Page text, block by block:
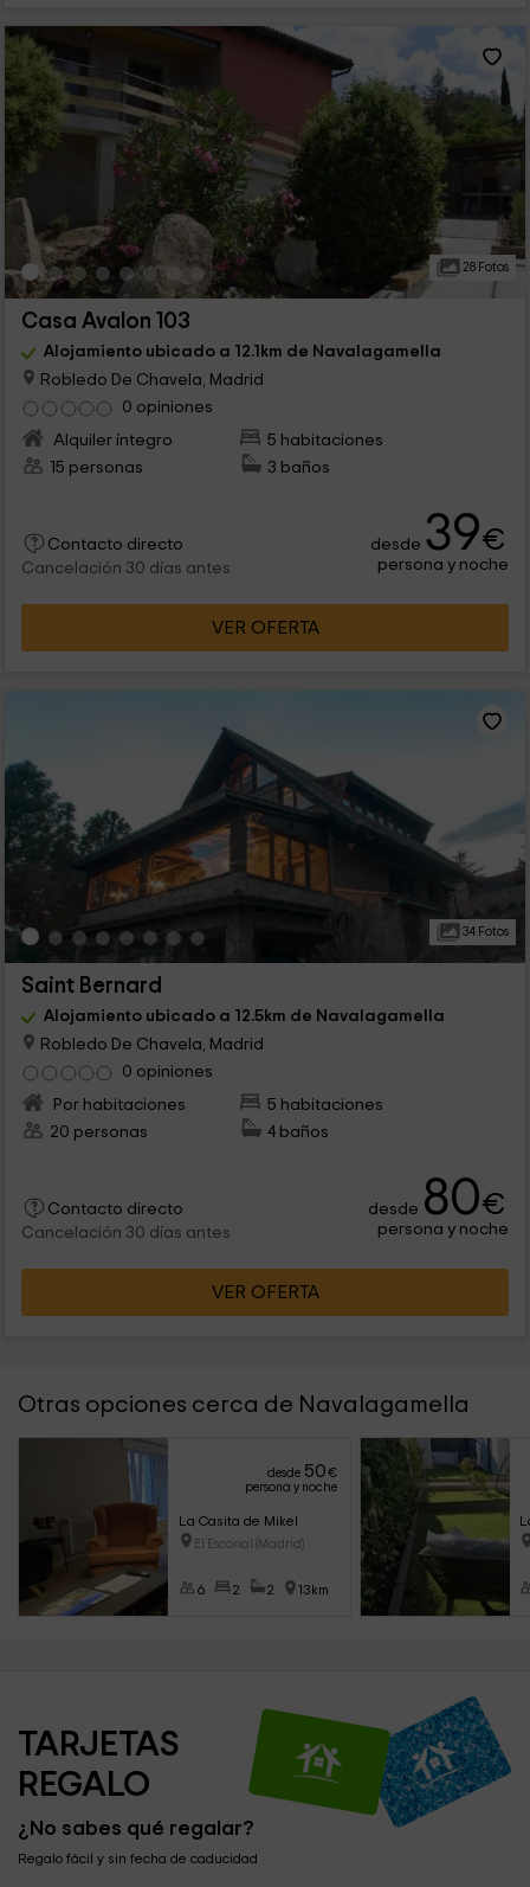
28 Fotos
Casa Avalon 103
Alojamiento ubicado a 12.1km de Navalagamella
Robledo De Chavela, Madrid
0 opiniones
Alquiler íntegro
5 habitaciones
15 personas
3 baños
Contacto directo
Cancelación 30 días antes
desde 39€
persona y noche
VER OFERTA
34 Fotos
Saint Bernard
Alojamiento ubicado a 12.5km de Navalagamella
Robledo De Chavela, Madrid
0 opiniones
Por habitaciones
5 habitaciones
20 personas
4 baños
Contacto directo
Cancelación 30 días antes
desde 80€
persona y noche
VER OFERTA
Otras opciones cerca de Navalagamella
desde 50€
persona y noche
La Casita de Mikel
El Escorial (Madrid)
6 2 2 13km
TARJETAS
REGALO
¿No sabes qué regalar?
Regalo fácil y sin fecha de caducidad